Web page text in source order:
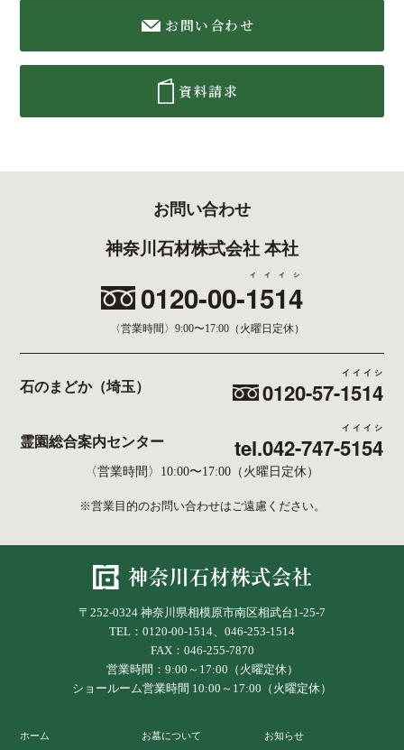
お問い合わせ
資料請求
お問い合わせ
神奈川石材株式会社 本社
0120-00-1514
イイイシ
〈営業時間〉 9:00〜17:00（火曜日定休）
石のまどか（埼玉） 0120-57-1514
イイイシ
霊園総合案内センター tel.042-747-5154
イイイシ
〈営業時間〉10:00〜17:00（火曜日定休）
※営業目的のお問い合わせはご遠慮ください。
〒252-0324 神奈川県相模原市南区相武台1-25-7
TEL：0120-00-1514、046-253-1514
FAX：046-255-7870
営業時間：9:00～17:00（火曜定休）
ショールーム営業時間 10:00～17:00（火曜定休）
ホーム お墓について お知らせ